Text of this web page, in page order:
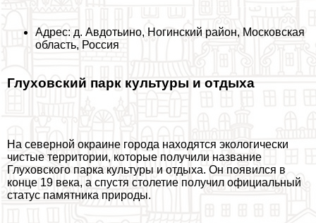
Адрес: д. Авдотьино, Ногинский район, Московская
область, Россия
Глуховский парк культуры и отдыха
На северной окраине города находятся экологически
чистые территории, которые получили название
Глуховского парка культуры и отдыха. Он появился в
конце 19 века, а спустя столетие получил официальный
статус памятника природы.